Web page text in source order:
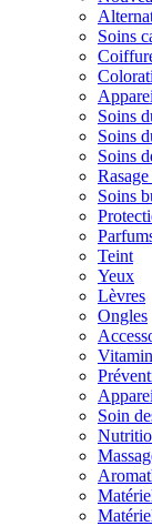
Soins
Soins
Soins
Soins
Soins
Teint
Yeux
Lèvres
Ongles
Soin